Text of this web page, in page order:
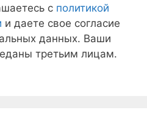
с политикой
и даете свое согласие
данных. Ваши
третьим лицам.